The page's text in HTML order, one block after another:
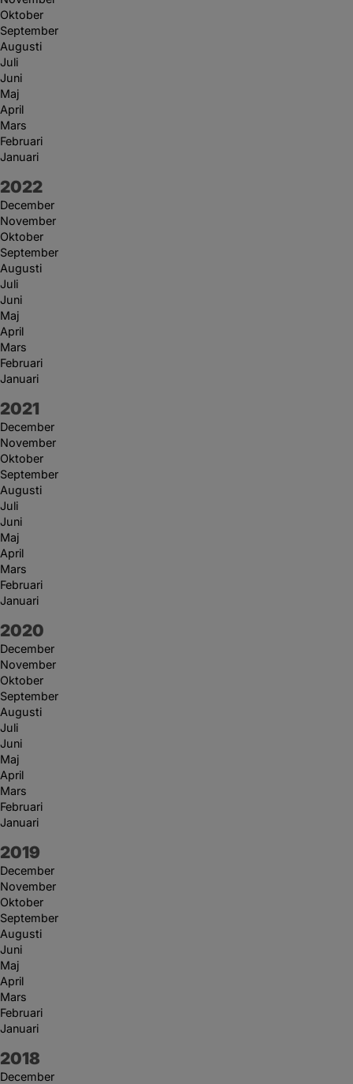
Oktober
September
Augusti
Juli
Juni
Maj
April
Mars
Februari
Januari
År:
2022
December
November
Oktober
September
Augusti
Juli
Juni
Maj
April
Mars
Februari
Januari
År:
2021
December
November
Oktober
September
Augusti
Juli
Juni
Maj
April
Mars
Februari
Januari
År:
2020
December
November
Oktober
September
Augusti
Juli
Juni
Maj
April
Mars
Februari
Januari
År:
2019
December
November
Oktober
September
Augusti
Juni
Maj
April
Mars
Februari
Januari
År:
2018
December